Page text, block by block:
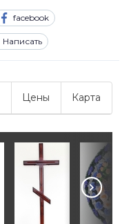
facebook
Написать
Цены Карта